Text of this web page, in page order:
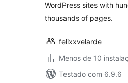
WordPress sites with
thousands of pages.
felixxvelarde
Menos de 10
Testado com 6.9.6